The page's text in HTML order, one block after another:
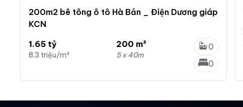
200m2 bê tông ô tô Hà Bản _ Điện Dương giáp
KCN
1.65 tỷ
8.3 triệu/m²
200 m²
5 x 40m
0
0